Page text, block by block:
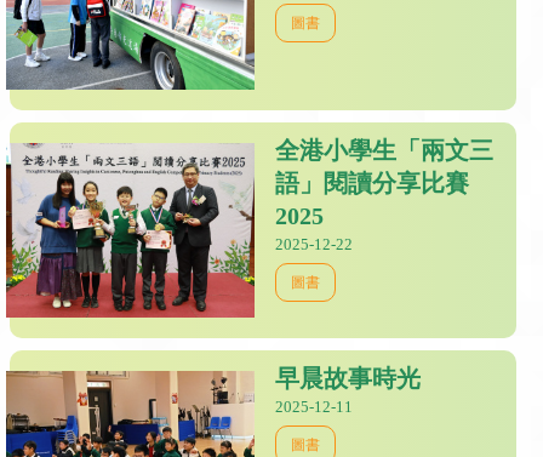
圖書
全港小學生「兩文三
語」閱讀分享比賽
2025
2025-12-22
圖書
早晨故事時光
2025-12-11
圖書